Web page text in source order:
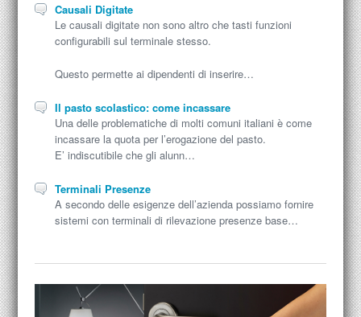
Causali Digitate
Le causali digitate non sono altro che tasti funzioni
configurabili sul terminale stesso.
Questo permette ai dipendenti di inserire…
Il pasto scolastico: come incassare
Una delle problematiche di molti comuni italiani è come
incassare la quota per l’erogazione del pasto.
E’ indiscutibile che gli alunn…
Terminali Presenze
A secondo delle esigenze dell’azienda possiamo fornire
sistemi con terminali di rilevazione presenze base…